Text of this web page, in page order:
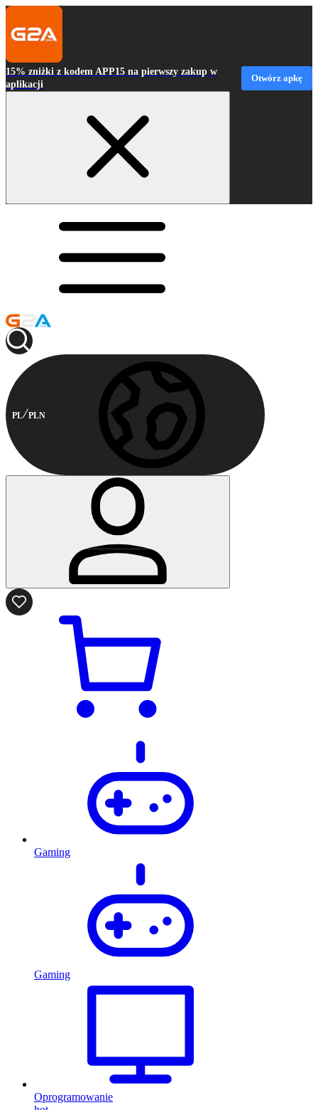
15% zniżki z kodem APP15 na pierwszy zakup w
aplikacji
Otwórz apkę
PL PLN
Gaming
Gaming
Oprogramowanie